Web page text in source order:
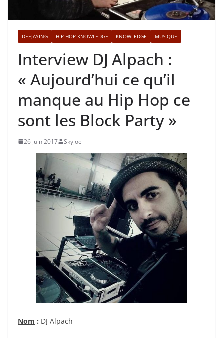
DEEJAYING HIP HOP KNOWLEDGE KNOWLEDGE MUSIQUE
Interview DJ Alpach :
« Aujourd’hui ce qu’il
manque au Hip Hop ce
sont les Block Party »
26 juin 2017 Skyjoe
Nom : DJ Alpach